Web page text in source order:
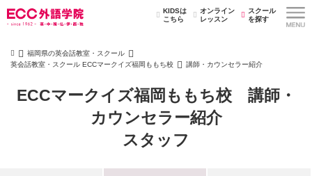
KIDSは
こちら
オンライン
レッスン
スクール
を探す
福岡県の英会話教室・スクール
英会話教室・スクール ECCマークイズ福岡ももち校
講師・カウンセラー紹介
ECCマークイズ福岡ももち校 講師・
カウンセラー紹介
スタッフ